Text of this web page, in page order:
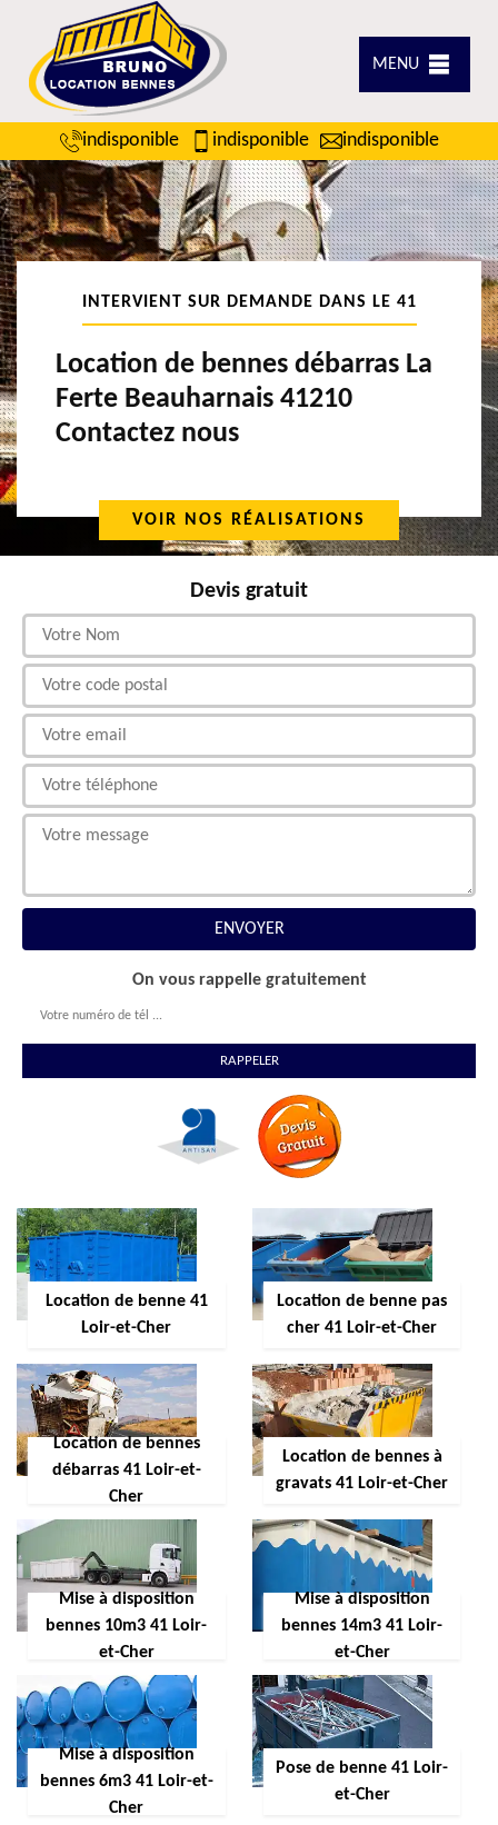
MENU
indisponible indisponible indisponible
INTERVIENT SUR DEMANDE DANS LE 41
Location de bennes débarras La
Ferte Beauharnais 41210
Contactez nous
VOIR NOS RÉALISATIONS
Devis gratuit
On vous rappelle gratuitement
Location de benne 41
Loir-et-Cher
Location de benne pas
cher 41 Loir-et-Cher
Location de bennes
débarras 41 Loir-et-
Cher
Location de bennes à
gravats 41 Loir-et-Cher
Mise à disposition
bennes 10m3 41 Loir-
et-Cher
Mise à disposition
bennes 14m3 41 Loir-
et-Cher
Mise à disposition
bennes 6m3 41 Loir-et-
Cher
Pose de benne 41 Loir-
et-Cher